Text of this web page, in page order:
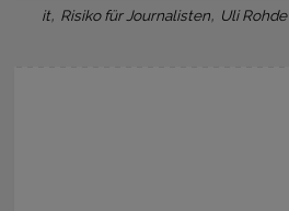
it, Risiko für Journalisten, Uli Rohde